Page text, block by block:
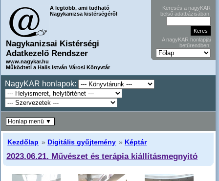
A legtöbb, ami tudható
Nagykanizsa kistérségéről
Nagykanizsai Kistérségi
Adatkezelő Rendszer
www.nagykar.hu
Működteti a Halis István Városi Könyvtár
Keresés a nagyKAR
belső adatbázisában:
A nagyKAR honlapjai
betűrendben:
NagyKAR honlapok:
Kezdőlap » Digitális gyűjtemény » Képtár
2023.06.21. Művészet és terápia kiállításmegnyitó
Honlap menü ▼